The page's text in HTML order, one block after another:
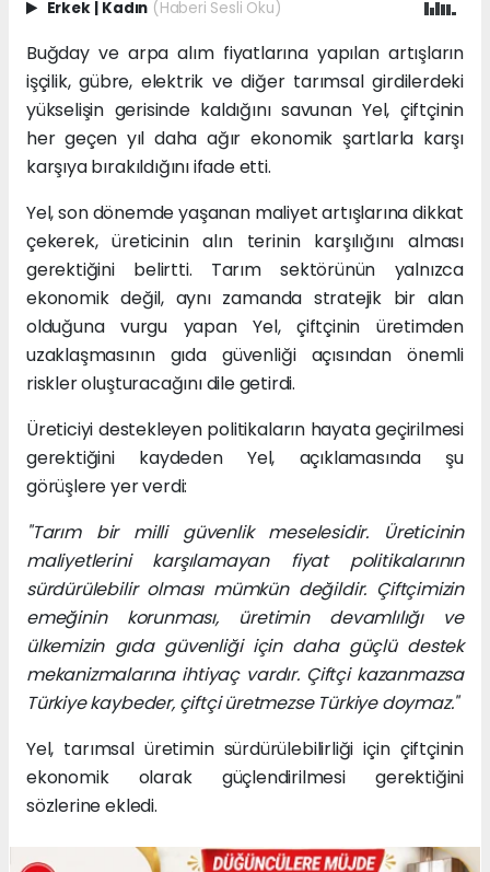
Erkek Kadın (Haberi Sesli Oku)
Buğday ve arpa alım fiyatlarına yapılan artışların
işçilik, gübre, elektrik ve diğer tarımsal girdilerdeki
yükselişin gerisinde kaldığını savunan Yel, çiftçinin
her geçen yıl daha ağır ekonomik şartlarla karşı
karşıya bırakıldığını ifade etti.
Yel, son dönemde yaşanan maliyet artışlarına dikkat
çekerek, üreticinin alın terinin karşılığını alması
gerektiğini belirtti. Tarım sektörünün yalnızca
ekonomik değil, aynı zamanda stratejik bir alan
olduğuna vurgu yapan Yel, çiftçinin üretimden
uzaklaşmasının gıda güvenliği açısından önemli
riskler oluşturacağını dile getirdi.
Üreticiyi destekleyen politikaların hayata geçirilmesi
gerektiğini kaydeden Yel, açıklamasında şu
görüşlere yer verdi:
"Tarım bir milli güvenlik meselesidir. Üreticinin
maliyetlerini karşılamayan fiyat politikalarının
sürdürülebilir olması mümkün değildir. Çiftçimizin
emeğinin korunması, üretimin devamlılığı ve
ülkemizin gıda güvenliği için daha güçlü destek
mekanizmalarına ihtiyaç vardır. Çiftçi kazanmazsa
Türkiye kaybeder, çiftçi üretmezse Türkiye doymaz."
Yel, tarımsal üretimin sürdürülebilirliği için çiftçinin
ekonomik olarak güçlendirilmesi gerektiğini
sözlerine ekledi.